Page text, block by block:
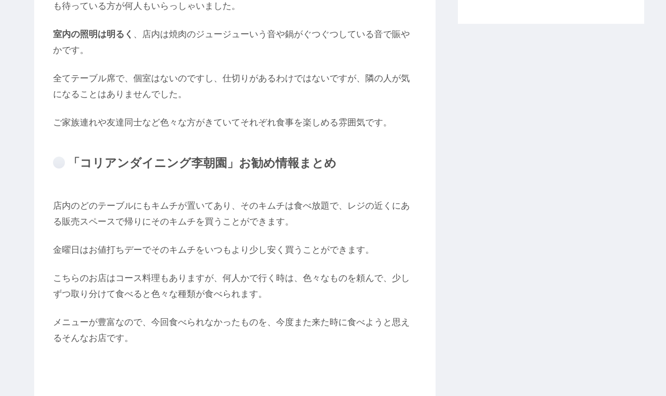
も待っている方が何人もいらっしゃいました。
室内の照明は明るく 、店内は焼肉のジュージューいう音や鍋がぐつぐつしている音で賑や
かです。
全てテーブル席で、個室はないのですし、仕切りがあるわけではないですが、隣の人が気
になることはありませんでした。
ご家族連れや友達同士など色々な方がきていてそれぞれ食事を楽しめる雰囲気です。
「コリアンダイニング李朝園」お勧め情報まとめ
店内のどのテーブルにもキムチが置いてあり、そのキムチは食べ放題で、レジの近くにあ
る販売スペースで帰りにそのキムチを買うことができます。
金曜日はお値打ちデーでそのキムチをいつもより少し安く買うことができます。
こちらのお店はコース料理もありますが、何人かで行く時は、色々なものを頼んで、少し
ずつ取り分けて食べると色々な種類が食べられます。
メニューが豊富なので、今回食べられなかったものを、今度また来た時に食べようと思え
るそんなお店です。